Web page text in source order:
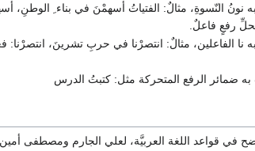
نونُ النّسوةِ، مثالٌ: الفتياتُ أسهمْنَ في بناء
رفعٍ فاعلٌ.
نا الفاعلين، مثالٌ: انتصرْنا في حربِ تشرينَ،
به ضمائر الرفع المتحركة مثل: كتبتُ الدرس
في قواعد اللغة العربيَّة، لعلي الجارم ومصطفى أمين